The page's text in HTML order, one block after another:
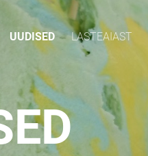
UUDISED LASTEAIAST